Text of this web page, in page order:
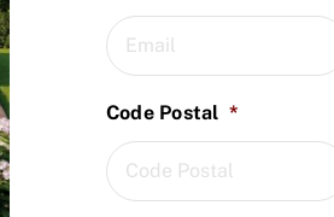
Code Postal *